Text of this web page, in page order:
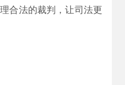
合法的裁判，让司法更